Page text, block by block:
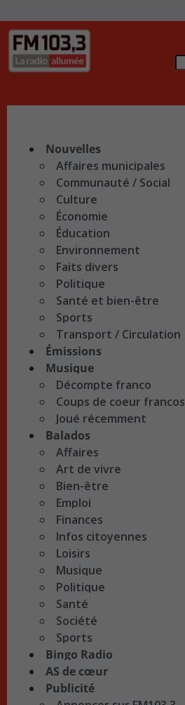
Nouvelles
Affaires municipales
Communauté / Social
Culture
Économie
Éducation
Environnement
Faits divers
Politique
Santé et bien-être
Sports
Transport / Circulation
Émissions
Musique
Décompte franco
Coups de coeur francos
Joué récemment
Balados
Affaires
Art de vivre
Bien-être
Emploi
Finances
Infos citoyennes
Loisirs
Musique
Politique
Santé
Société
Sports
Bingo Radio
AS de cœur
Publicité